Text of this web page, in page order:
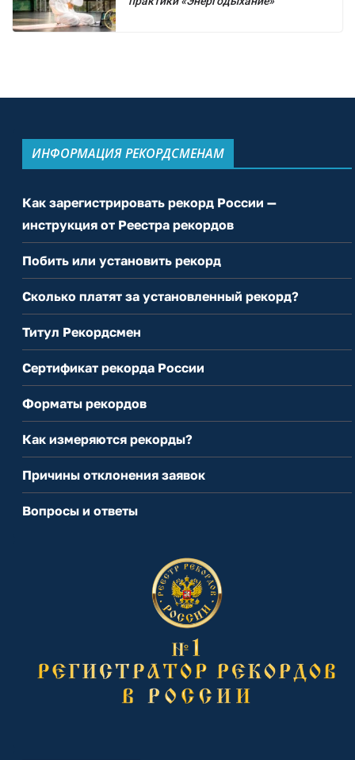
ИНФОРМАЦИЯ РЕКОРДСМЕНАМ
Как зарегистрировать рекорд России —
инструкция от Реестра рекордов
Побить или установить рекорд
Сколько платят за установленный рекорд?
Титул Рекордсмен
Сертификат рекорда России
Форматы рекордов
Как измеряются рекорды?
Причины отклонения заявок
Вопросы и ответы